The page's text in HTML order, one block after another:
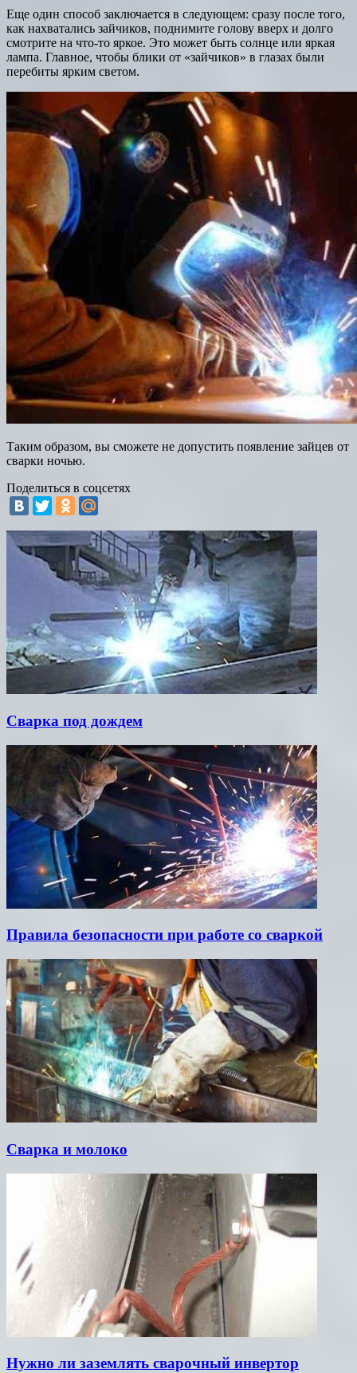
Еще один способ заключается в следующем: сразу после того,
как нахватались зайчиков, поднимите голову вверх и долго
смотрите на что-то яркое. Это может быть солнце или яркая
лампа. Главное, чтобы блики от «зайчиков» в глазах были
перебиты ярким светом.
Таким образом, вы сможете не допустить появление зайцев от
сварки ночью.
Поделиться в соцсетях
Сварка под дождем
Правила безопасности при работе со сваркой
Сварка и молоко
Нужно ли заземлять сварочный инвертор